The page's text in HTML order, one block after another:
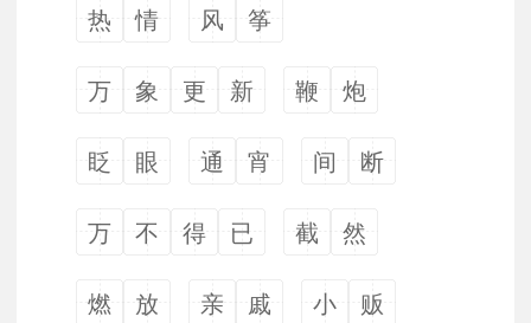
热 情 风 筝
万 象 更 新 鞭 炮
眨 眼 通 宵 间 断
万 不 得 已 截 然
燃 放 亲 戚 小 贩